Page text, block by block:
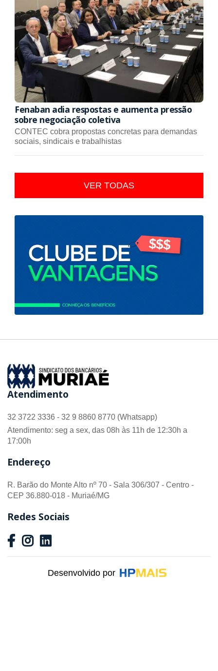
Fenaban adia respostas e aumenta pressão
sobre negociação coletiva
CONTEC cobra propostas concretas para demandas
sociais, sindicais e trabalhistas
VER TODAS
Atendimento
32 3722 3336 - 32 9 8860 8770 (Whatsapp)
Atendimento: seg a sex, das 08h às 11h de 12:30h a
17:00h
Endereço
R. Barão do Monte Alto nº 70 - Sala 306/307 - Centro -
CEP 36.880-018 - Muriaé/MG
Redes Sociais
Desenvolvido por